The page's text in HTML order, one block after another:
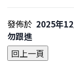
發佈於 2025年
勿跟進